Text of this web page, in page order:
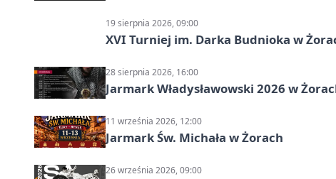
19 sierpnia 2026, 09:00
XVI Turniej im. Darka Budnioka w
28 sierpnia 2026, 16:00
Jarmark Władysławowski 2026 w
11 września 2026, 12:00
Jarmark Św. Michała w Żorach
26 września 2026, 09:00